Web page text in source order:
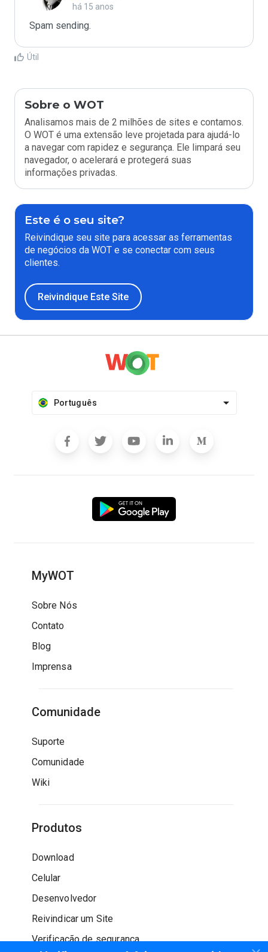
há 15 anos
Spam sending.
Útil
Sobre o WOT
Analisamos mais de 2 milhões de sites e contamos.
O WOT é uma extensão leve projetada para ajudá-lo
a navegar com rapidez e segurança. Ele limpará seu
navegador, o acelerará e protegerá suas
informações privadas.
Este é o seu site?
Reivindique seu site para acessar as ferramentas
de negócios da WOT e se conectar com seus
clientes.
Reivindique Este Site
Português
MyWOT
Sobre Nós
Contato
Blog
Imprensa
Comunidade
Suporte
Comunidade
Wiki
Produtos
Download
Celular
Desenvolvedor
Reivindicar um Site
Verificação de segurança